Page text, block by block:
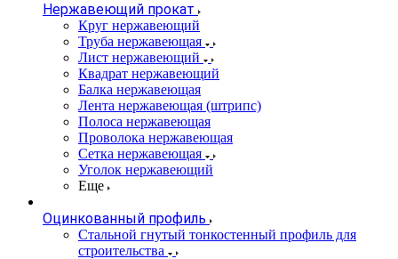
Нержавеющий прокат
Круг нержавеющий
Труба нержавеющая
Лист нержавеющий
Квадрат нержавеющий
Балка нержавеющая
Лента нержавеющая (штрипс)
Полоса нержавеющая
Проволока нержавеющая
Сетка нержавеющая
Уголок нержавеющий
Еще
Оцинкованный профиль
Стальной гнутый тонкостенный профиль для
строительства